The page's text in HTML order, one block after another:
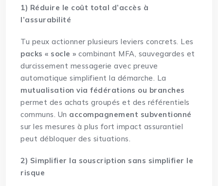
1) Réduire le coût total d’accès à
l’assurabilité
Tu peux actionner plusieurs leviers concrets. Les
packs « socle » combinant MFA, sauvegardes et
durcissement messagerie avec preuve
automatique simplifient la démarche. La
mutualisation via fédérations ou branches
permet des achats groupés et des référentiels
communs. Un accompagnement subventionné
sur les mesures à plus fort impact assurantiel
peut débloquer des situations.
2) Simplifier la souscription sans simplifier le
risque